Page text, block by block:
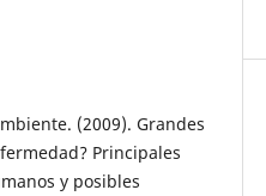
(2009). Grandes
Principales
y posibles